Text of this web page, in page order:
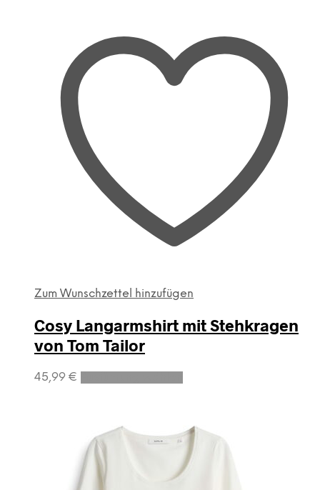
Zum Wunschzettel hinzufügen
Cosy Langarmshirt mit Stehkragen
von Tom Tailor
45,99 €
Dieses
Varianten
auf.
Die
Optionen